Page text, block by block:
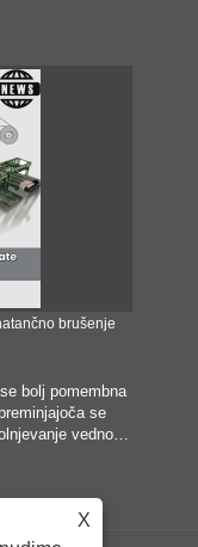
brušenje
bolj pomembna
se
vedno
zlasti v iskanju
se je linija za
za obdelavo
X